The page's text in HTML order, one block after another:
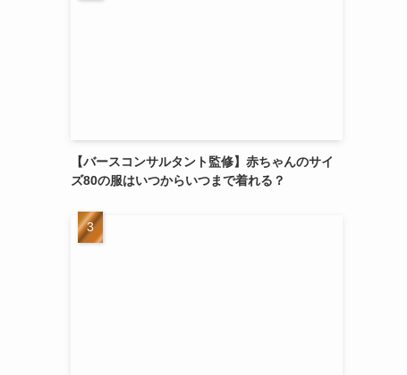
【バースコンサルタント監修】赤ちゃんのサイ
ズ80の服はいつからいつまで着れる？